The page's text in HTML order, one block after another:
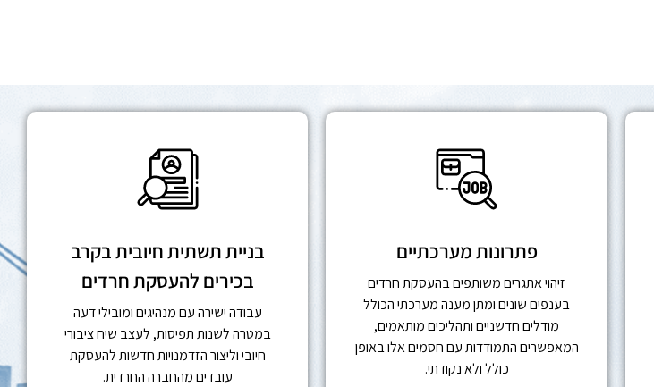
פתרונות מערכתיים
זיהוי אתגרים משותפים בהעסקת חרדים
בענפים שונים ומתן מענה מערכתי הכולל
מודלים חדשניים ותהליכים מותאמים,
המאפשרים התמודדות עם חסמים אלו באופן
כולל ולא נקודתי.
בניית תשתית חיובית בקרב
בכירים להעסקת חרדים
עבודה ישירה עם מנהיגים ומובילי דעה
במטרה לשנות תפיסות, לעצב שיח ציבורי
חיובי וליצור הזדמנויות חדשות להעסקת
עובדים מהחברה החרדית.